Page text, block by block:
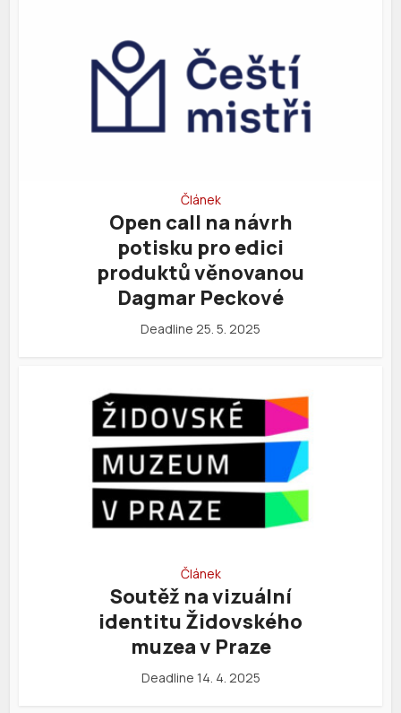
Článek
Open call na návrh
potisku pro edici
produktů věnovanou
Dagmar Peckové
Deadline 25. 5. 2025
Článek
Soutěž na vizuální
identitu Židovského
muzea v Praze
Deadline 14. 4. 2025